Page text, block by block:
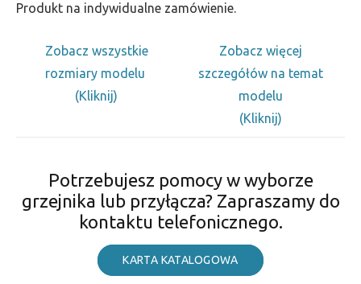
Produkt na indywidualne zamówienie.
Zobacz wszystkie
rozmiary modelu
(Kliknij)
Zobacz więcej
szczegółów na temat
modelu
(Kliknij)
Potrzebujesz pomocy w wyborze
grzejnika lub przyłącza? Zapraszamy do
kontaktu telefonicznego.
KARTA KATALOGOWA